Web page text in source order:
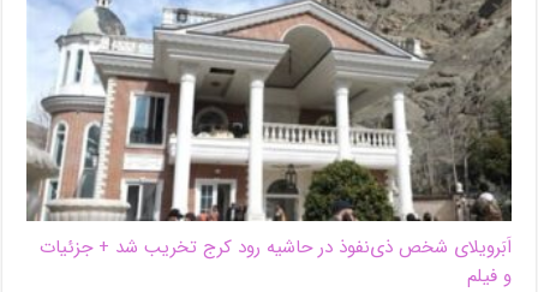
اَبَر‌ویلای شخص ذی‌نفوذ در حاشیه‌ رود کرج تخریب شد + جزئیات
و فیلم